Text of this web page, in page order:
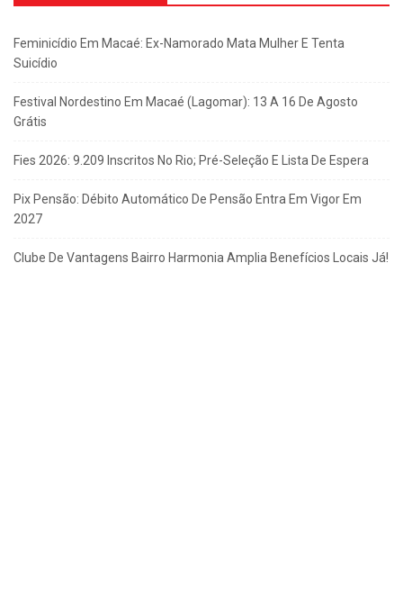
Feminicídio Em Macaé: Ex-Namorado Mata Mulher E Tenta
Suicídio
Festival Nordestino Em Macaé (Lagomar): 13 A 16 De Agosto
Grátis
Fies 2026: 9.209 Inscritos No Rio; Pré-Seleção E Lista De Espera
Pix Pensão: Débito Automático De Pensão Entra Em Vigor Em
2027
Clube De Vantagens Bairro Harmonia Amplia Benefícios Locais Já!